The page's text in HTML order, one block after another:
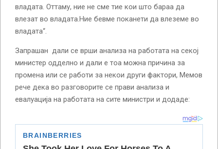
владата. Оттаму, ние не сме тие кои што бараа да
влезат во владата.Ние бевме поканети да влеземе во
владата“.
Запрашан дали се врши анализа на работата на секој
министер одделно и дали е тоа можна причина за
промена или се работи за некои други фактори, Мемов
рече дека во разговорите се прави анализа и
евалуација на работата на сите министри и додаде: